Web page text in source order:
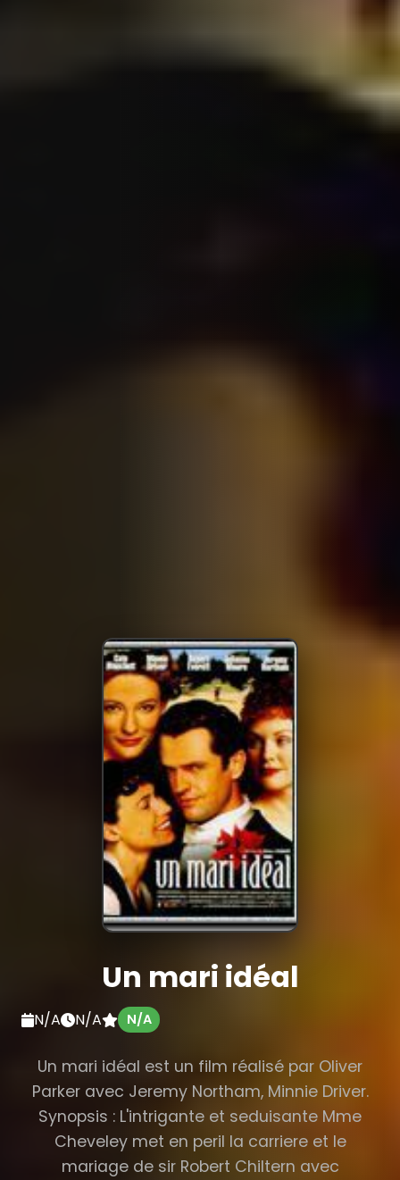
Un mari idéal
N/A N/A N/A
Un mari idéal est un film réalisé par Oliver
Parker avec Jeremy Northam, Minnie Driver.
Synopsis : L'intrigante et seduisante Mme
Cheveley met en peril la carriere et le
mariage de sir Robert Chiltern avec